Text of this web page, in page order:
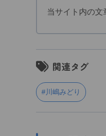
当サイト内の文
関連タグ
#川嶋みどり